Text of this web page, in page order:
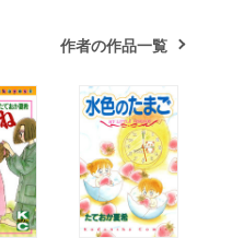
作者の作品一覧